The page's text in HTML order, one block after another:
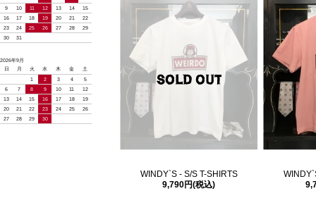
9
10 11 12 13 14
15
16
17 18 19 20 21
22
23
24 25 26 27 28
29
30
31
2026年9月
日
月 火 水 木 金
土
1
2 3 4
5
6
7 8 9 10 11
12
13
14 15 16 17 18
19
20
21 22 23 24 25
26
27
28 29 30
WINDY`S - S/S T-SHIRTS
9,790円(税込)